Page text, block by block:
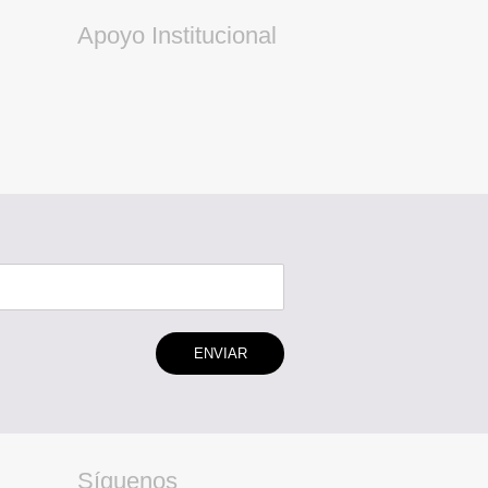
Apoyo Institucional
ENVIAR
Síguenos